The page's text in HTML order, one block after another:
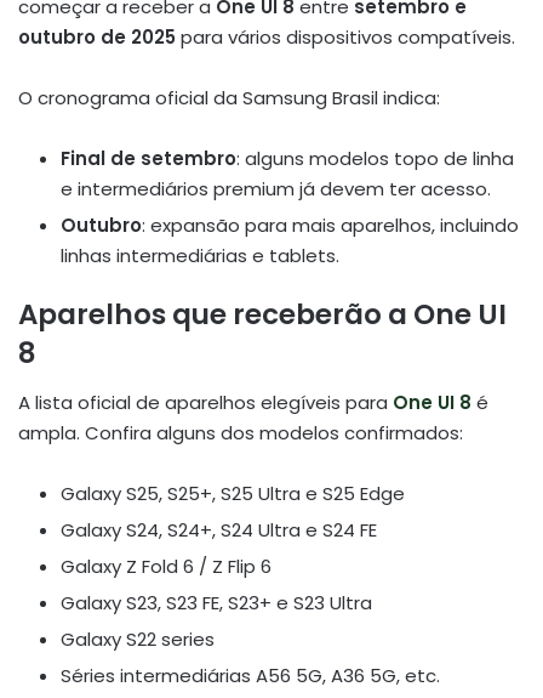
começar a receber a One UI 8 entre setembro e
outubro de 2025 para vários dispositivos compatíveis.
O cronograma oficial da Samsung Brasil indica:
Final de setembro: alguns modelos topo de linha
e intermediários premium já devem ter acesso.
Outubro: expansão para mais aparelhos, incluindo
linhas intermediárias e tablets.
Aparelhos que receberão a One UI
8
A lista oficial de aparelhos elegíveis para One UI 8 é
ampla. Confira alguns dos modelos confirmados:
Galaxy S25, S25+, S25 Ultra e S25 Edge
Galaxy S24, S24+, S24 Ultra e S24 FE
Galaxy Z Fold 6 / Z Flip 6
Galaxy S23, S23 FE, S23+ e S23 Ultra
Galaxy S22 series
Séries intermediárias A56 5G, A36 5G, etc.